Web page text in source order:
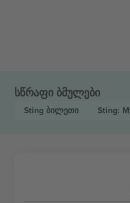
სწრაფი ბმულები
Sting ბილეთი Sting: